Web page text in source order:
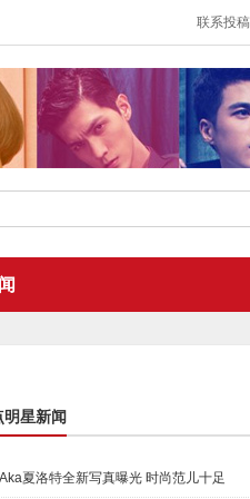
联系投稿
明星新闻
Aka夏洛特全新写真曝光 时尚范儿十足